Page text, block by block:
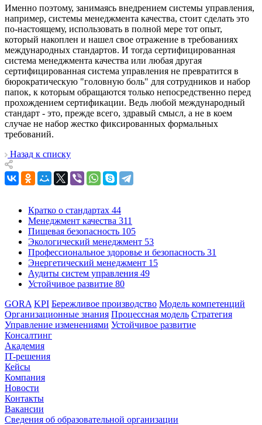
Именно поэтому, занимаясь внедрением системы управления,
например, системы менеджмента качества, стоит сделать это
по-настоящему, использовать в полной мере тот опыт,
который накоплен и нашел свое отражение в требованиях
международных стандартов. И тогда сертифицированная
система менеджмента качества или любая другая
сертифицированная система управления не превратится в
бюрократическую "головную боль" для сотрудников и набор
папок, к которым обращаются только непосредственно перед
прохождением сертификации. Ведь любой международный
стандарт - это, прежде всего, здравый смысл, а не в коем
случае не набор жестко фиксированных формальных
требований.
Назад к списку
Кратко о стандартах 44
Менеджмент качества 311
Пищевая безопасность 105
Экологический менеджмент 53
Профессиональное здоровье и безопасность 31
Энергетический менеджмент 15
Аудиты систем управления 49
Устойчивое развитие 80
GORA KPI Бережливое производство Модель компетенций
Организационные знания Процессная модель Стратегия
Управление изменениями Устойчивое развитие
Консалтинг
Академия
IT-решения
Кейсы
Компания
Новости
Контакты
Вакансии
Сведения об образовательной организации